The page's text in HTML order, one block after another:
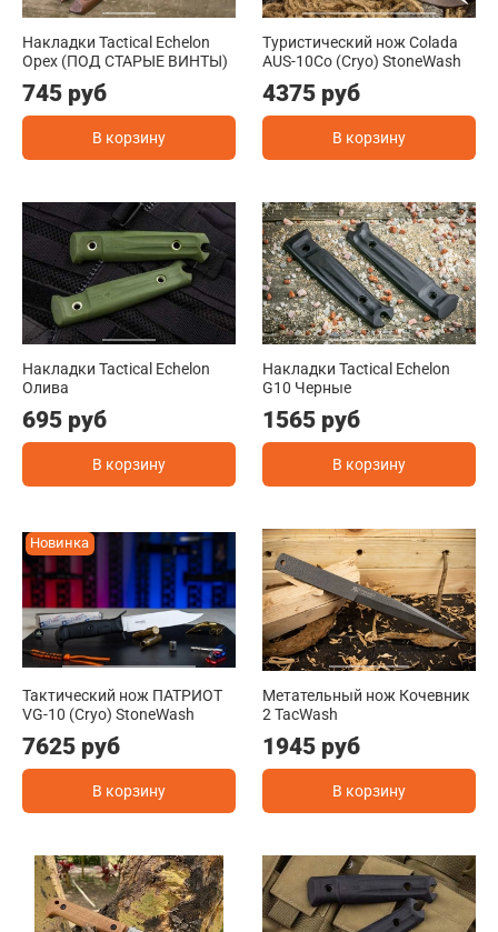
Накладки Tactical Echelon
Орех (ПОД СТАРЫЕ ВИНТЫ)
745 руб
В корзину
Туристический нож Colada
AUS-10Co (Cryo) StoneWash
4375 руб
В корзину
Накладки Tactical Echelon
Олива
695 руб
В корзину
Накладки Tactical Echelon
G10 Черные
1565 руб
В корзину
Новинка
Тактический нож ПАТРИОТ
VG-10 (Cryo) StoneWash
7625 руб
В корзину
Метательный нож Кочевник
2 TacWash
1945 руб
В корзину